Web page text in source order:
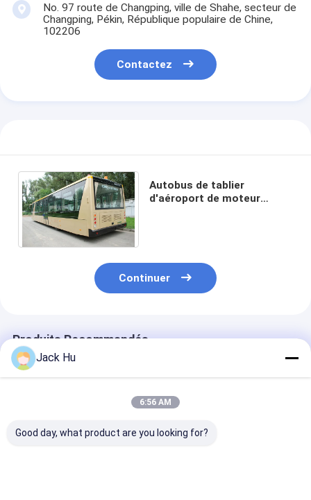
No. 97 route de Changping, ville de Shahe, secteur de
Changping, Pékin, République populaire de Chine,
102206
Contactez
Autobus de tablier
d'aéroport de moteur
Continuer
Produits Recommandés
Jack Hu
6:56 AM
Good day, what product are you looking for?